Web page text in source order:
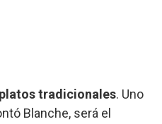
platos tradicionales. Uno
Blanche, será el